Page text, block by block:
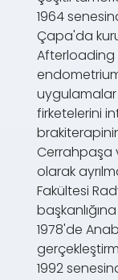
1964
Çapa'da
Afterloading
uygulamalar
firketelerini
Cerrahpaşa
olarak
Fakültesi
1978'de
1992